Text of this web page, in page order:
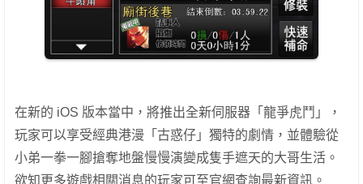
在新的 iOS 版本當中，將推出全新伺服器「龍爭虎鬥」，
玩家可以享受經典港漫「古惑仔」獨特的劇情，並體驗從
小弟一拳一腳搶奪地盤慢慢演變成隻手遮天的大哥生活。
欲知更多遊戲相關消息的玩家可至官網查詢最新資訊。